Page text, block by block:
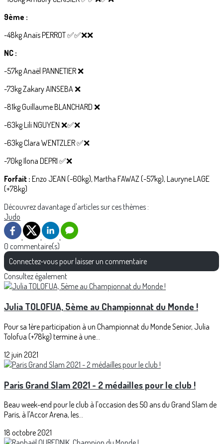
9ème :
-48kg Anaïs PERROT ✅️✅️❌️❌️
NC :
-57kg Anaël PANNETIER ❌️
-73kg Zakary AINSEBA ❌️
-81kg Guillaume BLANCHARD ❌️
-63kg Lili NGUYEN ❌️✅️❌️
-63kg Clara WENTZLER ✅️❌️
-70kg Ilona DEPRI ✅️❌️
Forfait : Enzo JEAN (-60kg), Martha FAWAZ (-57kg), Lauryne LAGE
(+78kg)
Découvrez davantage d'articles sur ces thèmes :
Judo
0 commentaire(s)
Connectez-vous pour laisser un commentaire
Consultez également
Julia TOLOFUA, 5ème au Championnat du Monde !
Pour sa 1ère participation à un Championnat du Monde Senior, Julia
Tolofua (+78kg) termine à une...
12 juin 2021
Paris Grand Slam 2021 - 2 médailles pour le club !
Beau week-end pour le club à l'occasion des 50 ans du Grand Slam de
Paris, à l'Accor Arena, les...
18 octobre 2021